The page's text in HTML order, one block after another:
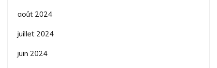
août 2024
juillet 2024
juin 2024